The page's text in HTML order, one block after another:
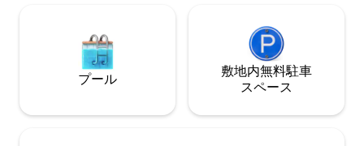
ックでリラックスしたり、石のバーベキ
ューでお食事（本格的な地元のフィオレ
ンティーナステーキを含む:-)をグリルし
たりできる、パノラマガーデンがありま
スコ」のためのガーデンテーブルがあり
プール
敷地内無料駐⁠車
ス⁠ペ⁠ー⁠ス